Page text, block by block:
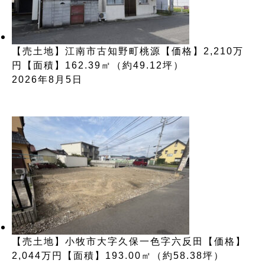
【売土地】江南市古知野町桃源【価格】2,210万
円【面積】162.39㎡（約49.12坪）
2026年8月5日
【売土地】小牧市大字久保一色字六反田【価格】
2,044万円【面積】193.00㎡（約58.38坪）